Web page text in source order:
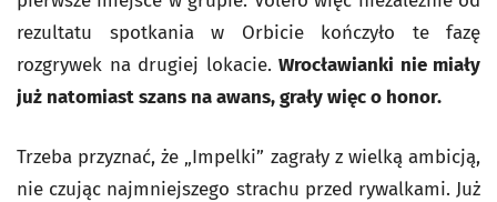
rezultatu spotkania w Orbicie kończyło te fazę
rozgrywek na drugiej lokacie. Wrocławianki nie miały
już natomiast szans na awans, grały więc o honor.
Trzeba przyznać, że „Impelki” zagrały z wielką ambicją,
nie czując najmniejszego strachu przed rywalkami. Już